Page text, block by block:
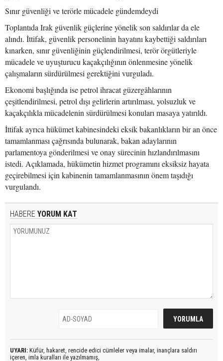
Sınır güvenliği ve terörle mücadele gündemdeydi
Toplantıda Irak güvenlik güçlerine yönelik son saldırılar da ele
alındı. İttifak, güvenlik personelinin hayatını kaybettiği saldırıları
kınarken, sınır güvenliğinin güçlendirilmesi, terör örgütleriyle
mücadele ve uyuşturucu kaçakçılığının önlenmesine yönelik
çalışmaların sürdürülmesi gerektiğini vurguladı.
Ekonomi başlığında ise petrol ihracat güzergâhlarının
çeşitlendirilmesi, petrol dışı gelirlerin artırılması, yolsuzluk ve
kaçakçılıkla mücadelenin sürdürülmesi konuları masaya yatırıldı.
İttifak ayrıca hükümet kabinesindeki eksik bakanlıkların bir an önce
tamamlanması çağrısında bulunarak, bakan adaylarının
parlamentoya gönderilmesi ve onay sürecinin hızlandırılmasını
istedi. Açıklamada, hükümetin hizmet programını eksiksiz hayata
geçirebilmesi için kabinenin tamamlanmasının önem taşıdığı
vurgulandı.
HABERE YORUM KAT
UYARI: Küfür, hakaret, rencide edici cümleler veya imalar, inançlara saldırı
içeren, imla kuralları ile yazılmamış,